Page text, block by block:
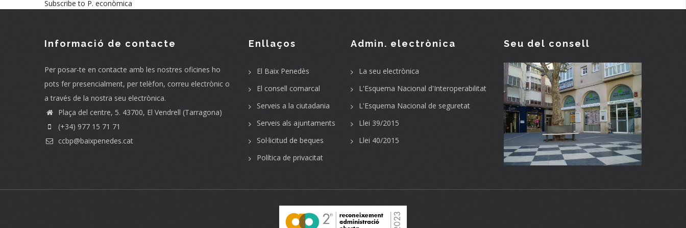
Subscribe to P. econòmica
Informació de contacte
Per posar-te en contacte amb les nostres oficines ho
pots fer presencialment, per telèfon, correu electrònic o
a través de la nostra seu electrònica.
Plaça del centre, 5. 43700, El Vendrell (Tarragona)
(+34) 977 15 71 71
ccbp@baixpenedes.cat
Enllaços
El Baix Penedès
El consell comarcal
Serveis a la ciutadania
Serveis als ajuntaments
Sol·licitud de beques
Política de privacitat
Admin. electrònica
La seu electrònica
L'Esquema Nacional d'Interoperabilitat
L'Esquema Nacional de seguretat
Llei 39/2015
Llei 40/2015
Seu del consell